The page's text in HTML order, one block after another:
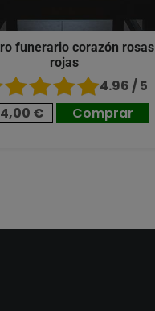
funerario corazón rosas
rojas
4.96 / 5
€
Comprar